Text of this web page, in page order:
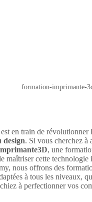
formation-imprimante-
en train de révolutionner
design. Si vous cherchez à
, une
maîtriser cette technologie
nous offrons des
à tous les niveaux,
à perfectionner vos